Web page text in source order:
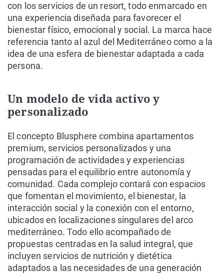
con los servicios de un resort, todo enmarcado en
una experiencia diseñada para favorecer el
bienestar físico, emocional y social. La marca hace
referencia tanto al azul del Mediterráneo como a la
idea de una esfera de bienestar adaptada a cada
persona.
Un modelo de vida activo y
personalizado
El concepto Blusphere combina apartamentos
premium, servicios personalizados y una
programación de actividades y experiencias
pensadas para el equilibrio entre autonomía y
comunidad. Cada complejo contará con espacios
que fomentan el movimiento, el bienestar, la
interacción social y la conexión con el entorno,
ubicados en localizaciones singulares del arco
mediterráneo. Todo ello acompañado de
propuestas centradas en la salud integral, que
incluyen servicios de nutrición y dietética
adaptados a las necesidades de una generación